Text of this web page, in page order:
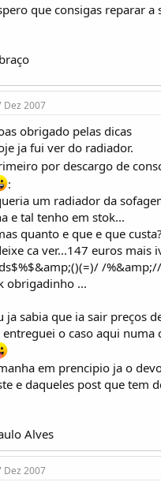
que consigas reparar a
Dez 2007
obrigado pelas dicas
ja fui ver do radiador.
por descargo de
:
um radiador da
e tal tenho em stok...
quanto e que e que
ca ver...147 euros mais
/
obrigadinho ...
ja sabia que ia sair preços
entreguei o caso aqui numa
em prencipio ja o
e daqueles post que tem
Alves
Dez 2007